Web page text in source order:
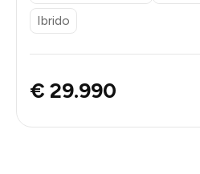
Ibrido
€ 29.990